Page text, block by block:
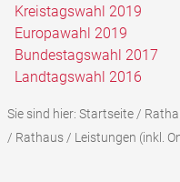
Kreistagswahl 2019
Europawahl 2019
Bundestagswahl 2017
Landtagswahl 2016
Sie sind hier: Startseite/
/ Rathaus/ Leistungen (inkl.